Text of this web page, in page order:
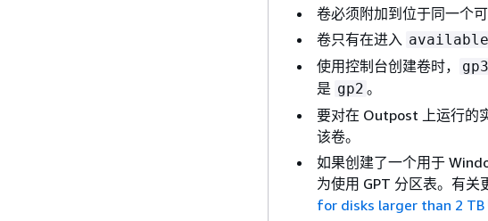
卷必须附加到位于同一个可
卷只有在进入 available
使用控制台创建卷时，
gp3
是 gp2 。
要对在 Outpost 上运行的
该卷。
如果创建了一个用于
为使用 GPT 分区表。有关
for disks larger than 2 TB